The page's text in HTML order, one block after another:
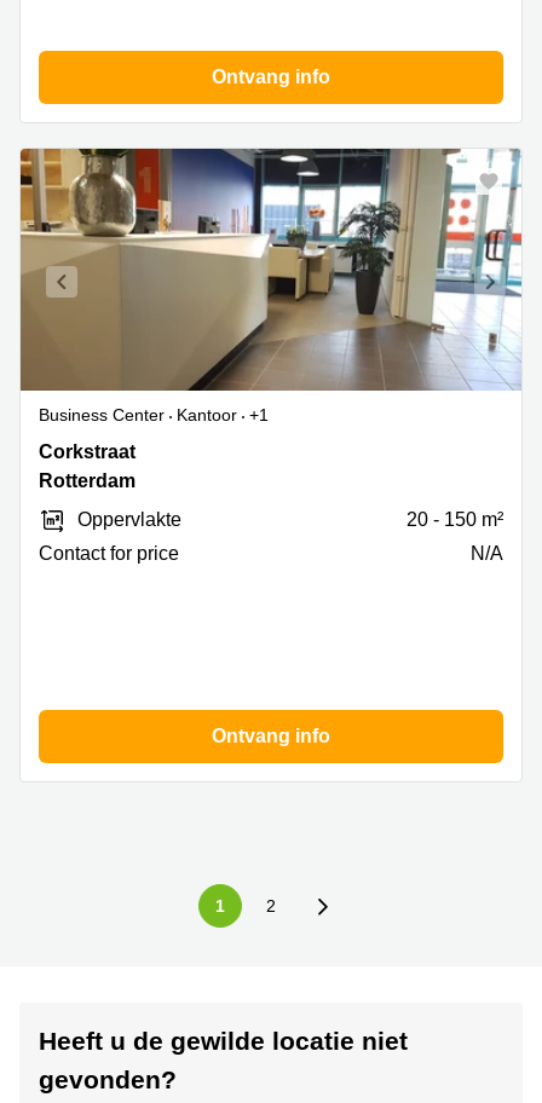
Ontvang info
Business Center Kantoor
+1
Corkstraat
46,
Corkstraat
Rotterdam
Oppervlakte
20 - 150 m²
Contact for price
N/A
Ontvang info
1 2
Heeft u de gewilde locatie niet
gevonden?